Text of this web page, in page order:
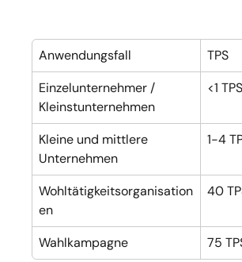
Anwendungsfall TPS
Einzelunternehmer /
Kleinstunternehmen
<1 TPS
Kleine und mittlere
Unternehmen
1-4
Wohltätigkeitsorganisation
en
40
Wahlkampagne 75